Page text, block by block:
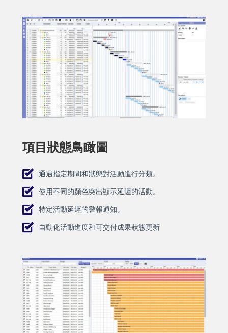
項目狀態鳥瞰圖
通過指定期間和狀態對活動進行分類。
使用不同的顏色突出顯示延遲的活動。
特定活動延遲的警報通知。
自動化活動進度和可交付成果狀態更新